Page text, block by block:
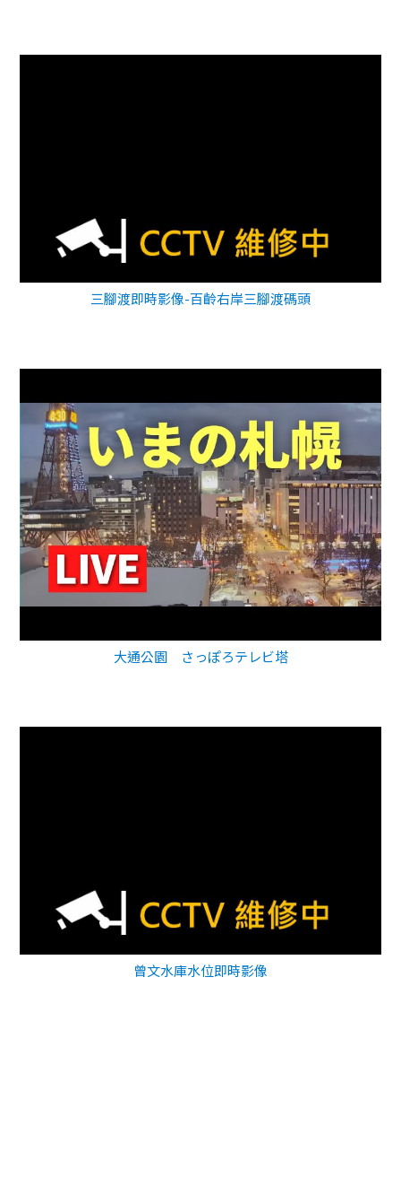
三腳渡即時影像-百齡右岸三腳渡碼頭
大通公園 さっぽろテレビ塔
曾文水庫水位即時影像